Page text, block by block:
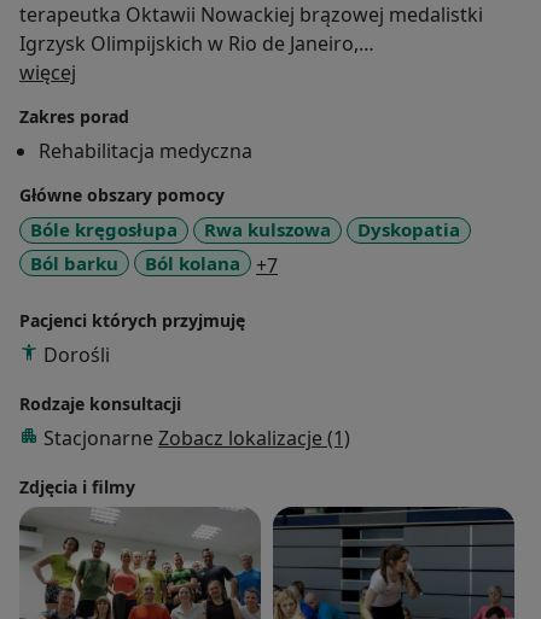
terapeutka Oktawii Nowackiej brązowej medalistki
Igrzysk Olimpijskich w Rio de Janeiro,
Mistrzostw Europy, Pucharów Świata i licznych
zgrupowań m.in pięcioboju nowoczesnego,
Członek sztabu medycznego badań Polskiej Kadry
Paraolimpijskiej w ramach "Projektu Olimpijczyk"
Założycielka The Runner Project, projektu
fizjoterapeutyczno-badawczego dla biegaczy,
fizjoterapeutka licznych ultramaratończyków.
Uważa, że nie ma metody doskonałej. A kluczem do
osiągnięcia efektu terapeutycznego jest indywidualny
więcej
Zakres porad
Rehabilitacja medyczna
Główne obszary pomocy
Bóle kręgosłupa Rwa kulszowa
Dyskopatia
Ból barku
Ból kolana +7a11y_sr_more_diseases
Pacjenci których przyjmuję
Dorośli
Rodzaje konsultacji
Stacjonarne Zobacz lokalizacje (1)
Zdjęcia i filmy